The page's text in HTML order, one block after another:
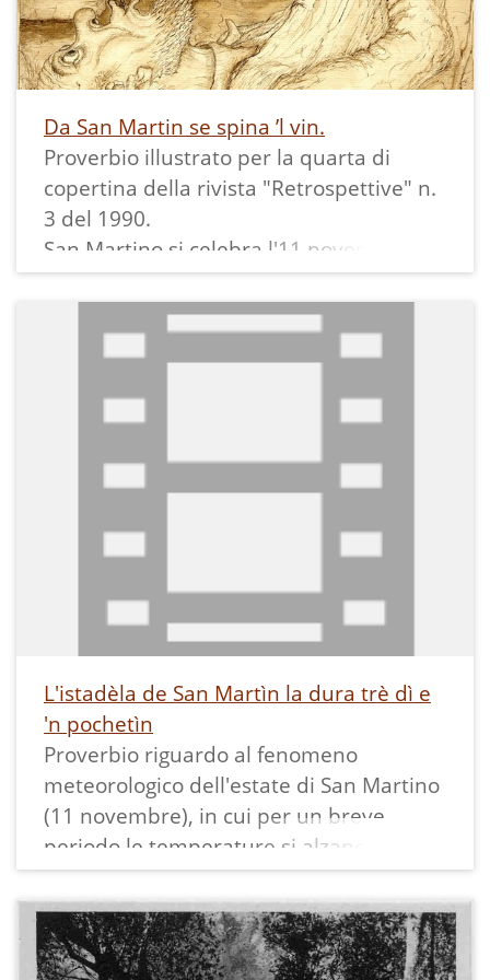
ricordo.
Come di consueto, in fondo alla scheda
trovate i termini dialettali utilizzati da
Gemma ed inseriti nel nostro glossario;
se non capite qualche altra parola
provate ad utilizzare la ricerca libera, se
avete richieste o precisazioni da fare
non esitate a contattarci.
Da San Martin se spina ’l vin.
Proverbio illustrato per la quarta di
copertina della rivista "Retrospettive" n.
3 del 1990.
San Martino si celebra l'11 novembre.
L'istadèla de San Martìn la dura trè dì e
'n pochetìn
Proverbio riguardo al fenomeno
meteorologico dell'estate di San Martino
(11 novembre), in cui per un breve
periodo le temperature si alzano.
"Istadèla" è il diminutivo di "istà"
(estate).